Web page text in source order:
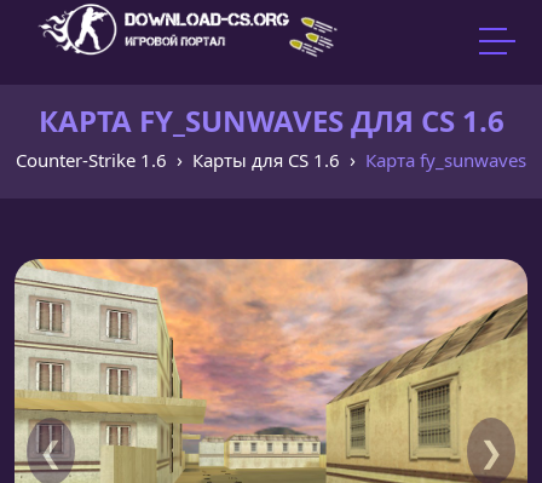
КАРТА FY_SUNWAVES ДЛЯ CS 1.6
Counter-Strike 1.6 Карты для CS 1.6 Карта fy_sunwaves
❮ ❯